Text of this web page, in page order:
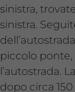
sinistra,
sinistra.
piccolo
l’autostrada.
dopo circa